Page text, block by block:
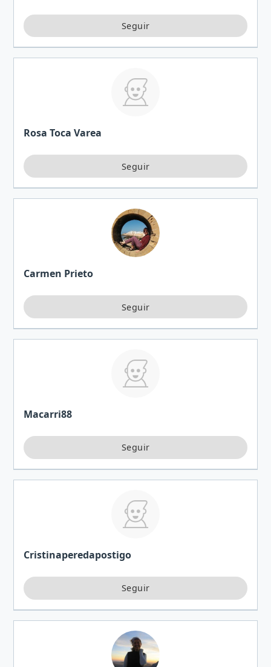
Rosa Toca Varea
Carmen Prieto
Macarri88
Cristinaperedapostigo